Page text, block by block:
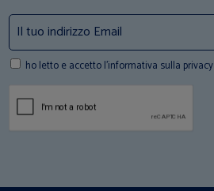
ho letto e accetto l'informativa sulla privacy